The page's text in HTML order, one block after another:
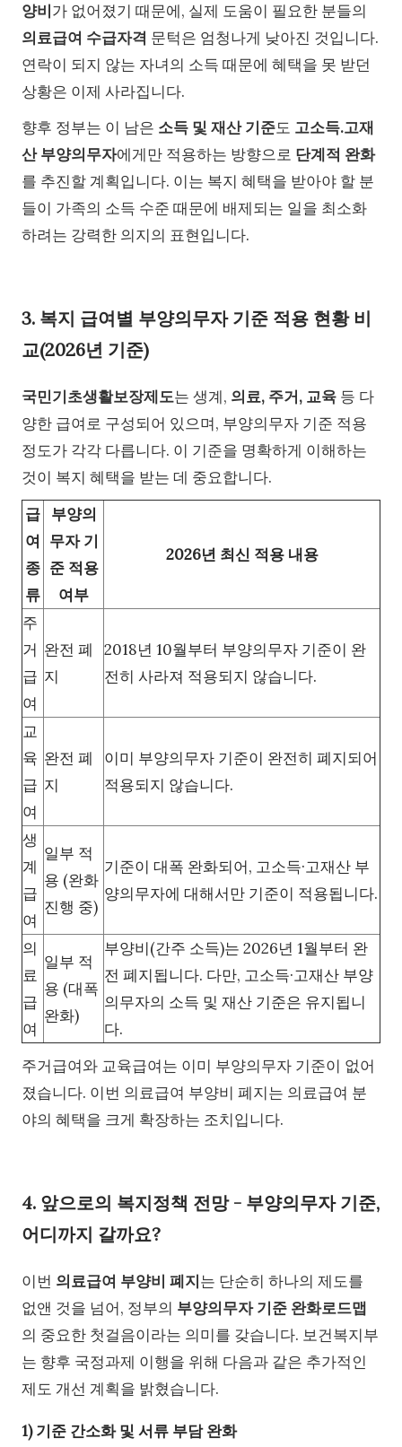
양비가 없어졌기 때문에, 실제 도움이 필요한 분들의
의료급여 수급자격 문턱은 엄청나게 낮아진 것입니다.
연락이 되지 않는 자녀의 소득 때문에 혜택을 못 받던
상황은 이제 사라집니다.
향후 정부는 이 남은 소득 및 재산 기준도 고소득.고재
산 부양의무자에게만 적용하는 방향으로 단계적 완화
를 추진할 계획입니다. 이는 복지 혜택을 받아야 할 분
들이 가족의 소득 수준 때문에 배제되는 일을 최소화
하려는 강력한 의지의 표현입니다.
3. 복지 급여별 부양의무자 기준 적용 현황 비
교(2026년 기준)
국민기초생활보장제도는 생계, 의료, 주거, 교육 등 다
양한 급여로 구성되어 있으며, 부양의무자 기준 적용
정도가 각각 다릅니다. 이 기준을 명확하게 이해하는
것이 복지 혜택을 받는 데 중요합니다.
급
여
종
류
부양의
무자 기
준 적용
여부
2026년 최신 적용 내용
주
거
급
여
완전 폐
지
2018년 10월부터 부양의무자 기준이 완
전히 사라져 적용되지 않습니다.
교
육
급
여
완전 폐
지
이미 부양의무자 기준이 완전히 폐지되어
적용되지 않습니다.
생
계
급
여
일부 적
용 (완화
진행 중)
기준이 대폭 완화되어, 고소득·고재산 부
양의무자에 대해서만 기준이 적용됩니다.
의
료
급
여
일부 적
용 (대폭
완화)
부양비(간주 소득)는 2026년 1월부터 완
전 폐지됩니다. 다만, 고소득·고재산 부양
의무자의 소득 및 재산 기준은 유지됩니
다.
주거급여와 교육급여는 이미 부양의무자 기준이 없어
졌습니다. 이번 의료급여 부양비 폐지는 의료급여 분
야의 혜택을 크게 확장하는 조치입니다.
4. 앞으로의 복지정책 전망 - 부양의무자 기준,
어디까지 갈까요?
이번 의료급여 부양비 폐지는 단순히 하나의 제도를
없앤 것을 넘어, 정부의 부양의무자 기준 완화로드맵
의 중요한 첫걸음이라는 의미를 갖습니다. 보건복지부
는 향후 국정과제 이행을 위해 다음과 같은 추가적인
제도 개선 계획을 밝혔습니다.
1) 기준 간소화 및 서류 부담 완화